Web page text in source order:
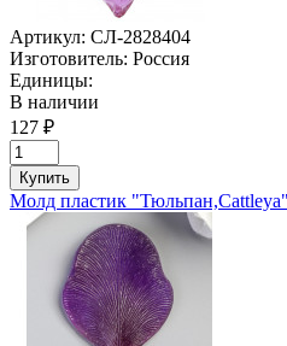
Артикул: СЛ-2828404
Изготовитель: Россия
Единицы:
В наличии
127 ₽
Купить
Молд пластик